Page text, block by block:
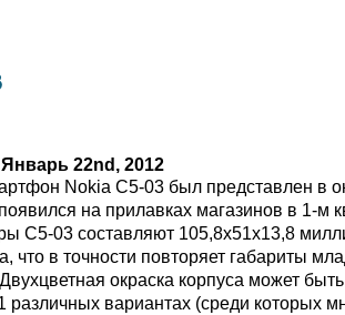
22nd, 2012
Nokia C5-03 был представлен в
на прилавках магазинов в 1-м
С5-03 составляют 105,8x51x13,8
что в точности повторяет габариты
окраска корпуса может быть
различных вариантах (среди которых